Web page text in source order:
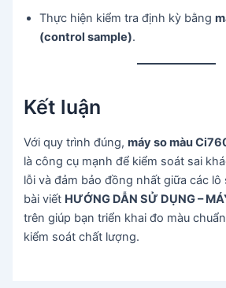
Thực hiện kiểm tra định kỳ bằng
(control sample).
Kết luận
Với quy trình đúng,máy so màu
là công cụ mạnh để kiểm soát sai
lỗi và đảm bảo đồng nhất giữa các lô
bài viết HƯỚNG DẪN SỬ DỤNG –
trên giúp bạn triển khai đo màu
kiểm soát chất lượng.